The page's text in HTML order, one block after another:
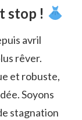
stop !
avril
rêver.
et robuste,
Soyons
stagnation